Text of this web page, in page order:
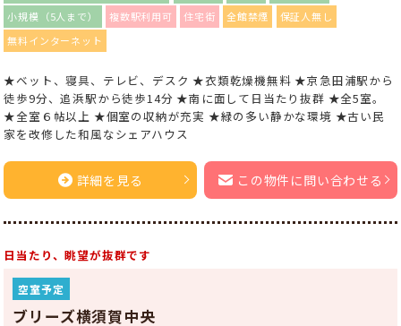
小規模（5人まで）
複数駅利用可 住宅街 全館禁煙
保証人無し
無料インターネット
★ベット、寝具、テレビ、デスク ★衣類乾燥機無料 ★京急田浦駅から
徒歩9分、追浜駅から徒歩14分 ★南に面して日当たり抜群 ★全5室。
★全室６帖以上 ★個室の収納が充実 ★緑の多い静かな環境 ★古い民
家を改修した和風なシェアハウス
詳細を見る この物件に問い合わせる
日当たり、眺望が抜群です
空室予定
ブリーズ横須賀中央